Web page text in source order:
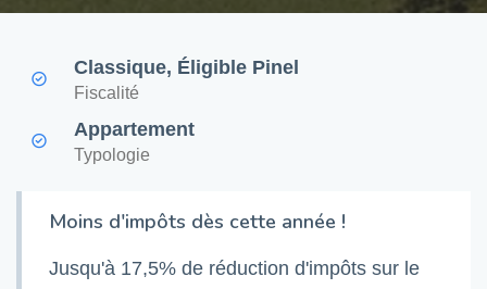
Classique, Éligible Pinel
Fiscalité
Appartement
Typologie
Moins d'impôts dès cette année !
Jusqu'à 17,5% de réduction d'impôts sur le